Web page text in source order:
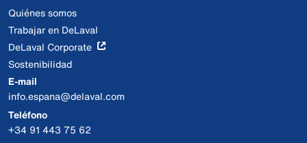
Quiénes somos
Trabajar en DeLaval
DeLaval Corporate
Sostenibilidad
E-mail
info.espana@delaval.com
Teléfono
+34 91 443 75 62